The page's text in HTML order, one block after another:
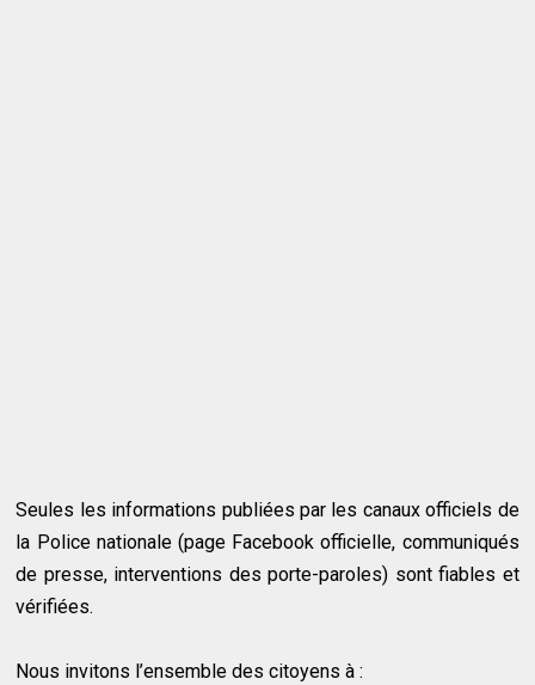
Seules les informations publiées par les canaux officiels de
la Police nationale (page Facebook officielle, communiqués
de presse, interventions des porte-paroles) sont fiables et
vérifiées.
Nous invitons l’ensemble des citoyens à :